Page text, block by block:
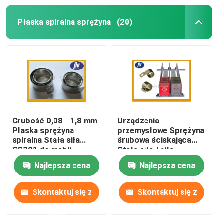
Płaska spiralna sprężyna (20)
Grubość 0,08 - 1,8 mm
Płaska sprężyna
spiralna Stała siła
SS301 do mebli
Najlepsza cena
Skontaktuj się z
Urządzenia
przemysłowe Sprężyna
śrubowa ściskająca
Stała siła / siła
zmienna
Najlepsza cena
Skontaktuj się z